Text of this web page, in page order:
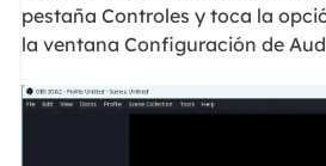
pestaña Controles y toca la
la ventana Configuración de